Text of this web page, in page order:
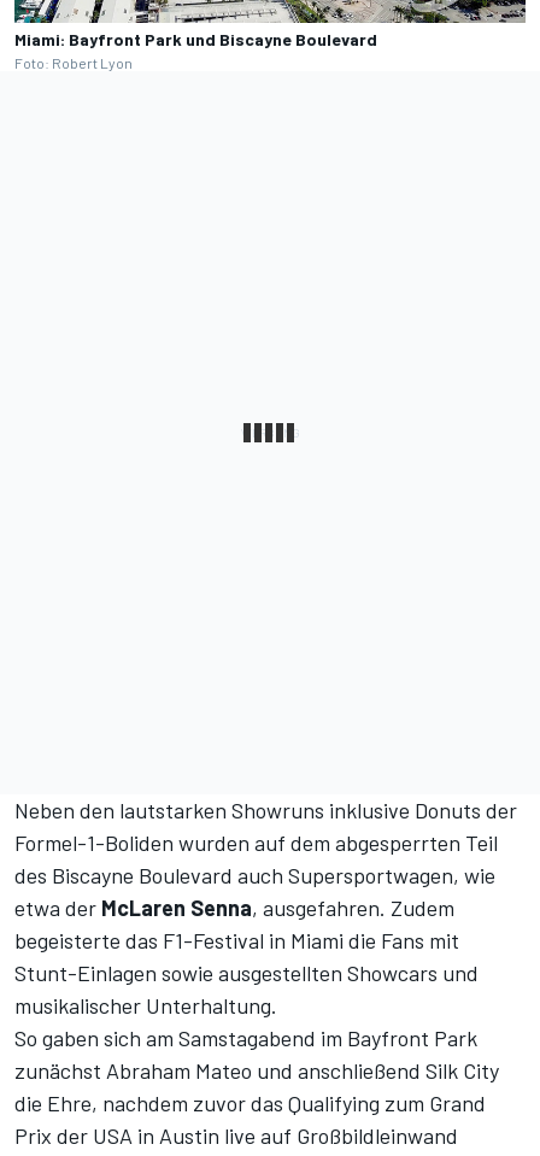
Miami: Bayfront Park und Biscayne Boulevard
Foto: Robert Lyon
Neben den lautstarken Showruns inklusive Donuts der
Formel-1-Boliden wurden auf dem abgesperrten Teil
des Biscayne Boulevard auch Supersportwagen, wie
etwa der McLaren Senna, ausgefahren. Zudem
begeisterte das F1-Festival in Miami die Fans mit
Stunt-Einlagen sowie ausgestellten Showcars und
musikalischer Unterhaltung.
So gaben sich am Samstagabend im Bayfront Park
zunächst Abraham Mateo und anschließend Silk City
die Ehre, nachdem zuvor das Qualifying zum Grand
Prix der USA in Austin live auf Großbildleinwand